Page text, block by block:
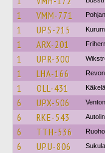
1 VMM-771
1 UPS-215
1 ARX-201
1 UPR-300
1 LHA-166 Revon
1 OLL-431
6 UPX-506
6 RKE-543
6 TTH-536
6 UPU-806